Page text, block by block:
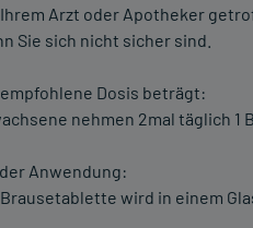
Arzt oder Apotheker
Sie sich nicht sicher sind.
Dosis beträgt:
nehmen 2mal täglich 1
Anwendung:
wird in einem